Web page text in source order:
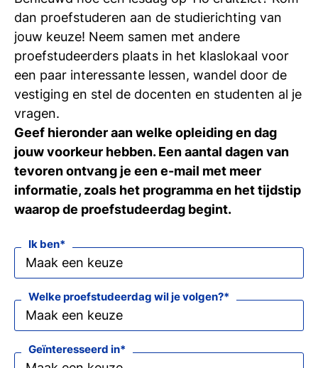
dan proefstuderen aan de studierichting van
jouw keuze! Neem samen met andere
proefstudeerders plaats in het klaslokaal voor
een paar interessante lessen, wandel door de
vestiging en stel de docenten en studenten al je
vragen.
Geef hieronder aan welke opleiding en dag
jouw voorkeur hebben. Een aantal dagen van
tevoren ontvang je een e-mail met meer
informatie, zoals het programma en het tijdstip
waarop de proefstudeerdag begint.
Ik ben
Welke proefstudeerdag wil je volgen?
Geïnteresseerd in